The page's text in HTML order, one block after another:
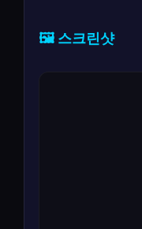
🖼️ 스크린샷